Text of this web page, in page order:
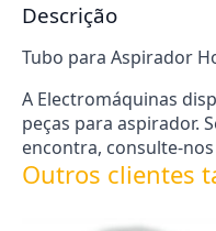
Descrição
Tubo para Aspirador
A Electromáquinas
peças para aspirador.
encontra, consulte-nos
Outros clientes